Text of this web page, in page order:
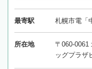
最寄駅 札幌市電「
所在地
〒060-0061
ッグプラ